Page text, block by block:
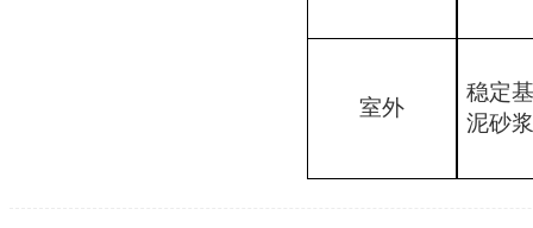
室外
稳定
泥砂